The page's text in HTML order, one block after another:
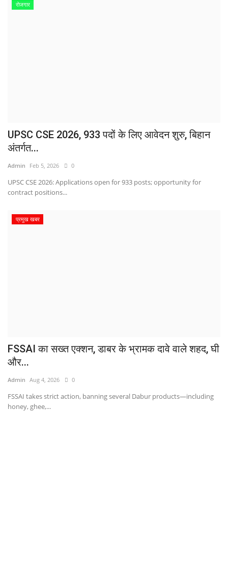
रोजगार
UPSC CSE 2026, 933 पदों के लिए आवेदन शुरु, बिहान
अंतर्गत...
Admin Feb 5, 2026 0
UPSC CSE 2026: Applications open for 933 posts; opportunity for
contract positions...
प्रमुख खबर
FSSAI का सख्त एक्शन, डाबर के भ्रामक दावे वाले शहद, घी
और...
Admin Aug 4, 2026 0
FSSAI takes strict action, banning several Dabur products—including
honey, ghee,...